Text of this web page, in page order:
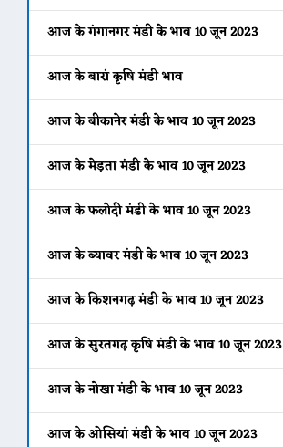
आज के गंगानगर मंडी के भाव 10 जून 2023
आज के बारां कृषि मंडी भाव
आज के बीकानेर मंडी के भाव 10 जून 2023
आज के मेड़ता मंडी के भाव 10 जून 2023
आज के फलोदी मंडी के भाव 10 जून 2023
आज के ब्यावर मंडी के भाव 10 जून 2023
आज के किशनगढ़ मंडी के भाव 10 जून 2023
आज के सुरतगढ़ कृषि मंडी के भाव 10 जून 2023
आज के नोखा मंडी के भाव 10 जून 2023
आज के ओसियां मंडी के भाव 10 जून 2023